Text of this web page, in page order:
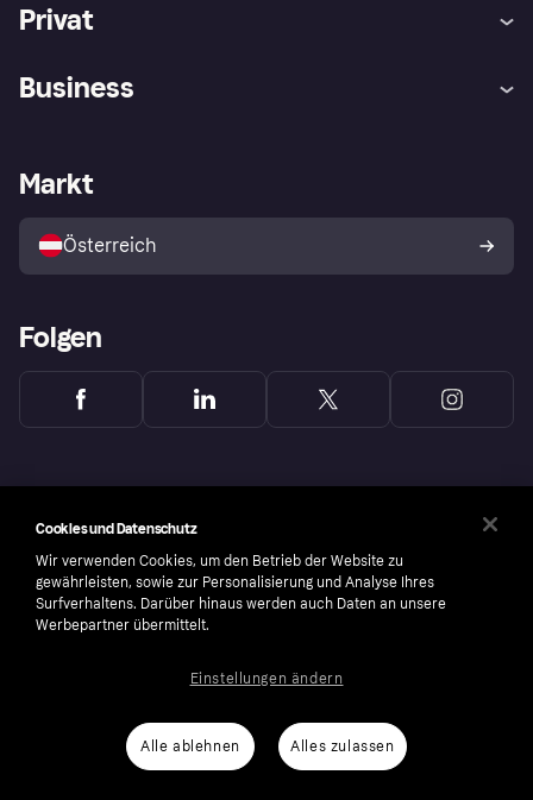
Privat
Shops entdecken
Business
Händlerportal
Markt
Österreich
Folgen
number: 556737-0431
Cookies Klarna.com
Cookies und Datenschutz
Wir verwenden Cookies, um den Betrieb der Website zu
gewährleisten, sowie zur Personalisierung und Analyse Ihres
Surfverhaltens. Darüber hinaus werden auch Daten an unsere
Werbepartner übermittelt.
Alle ablehnen Alles zulassen
Einstellungen ändern